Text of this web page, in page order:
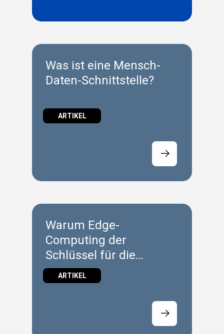
Was ist eine Mensch-
Daten-Schnittstelle?
ARTIKEL
Warum Edge-
Computing der
Schlüssel für die
effektive Nutzung der
industriellen Cloud ist
ARTIKEL